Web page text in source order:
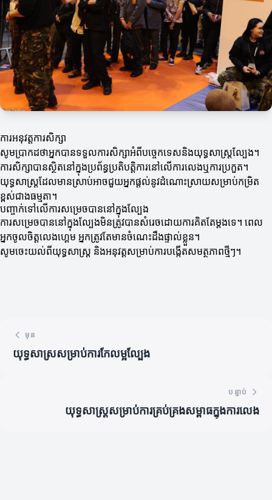
ការអនុវត្តការសិក្សា
សូមប្រាកដថាអ្នកបានទទួលការសិក្សាអំពីបច្ចេកទេសនិងយុទ្ធសាស្ត្រល្បែង។
ការសិក្សាបានស្ថិតនៅក្នុងប្រព័ន្ធប្រតិបត្តិការនៅលើការលេងឬការប្រកួត។
យុទ្ធសាស្ត្រដែលមានស្រាប់អាចជួយអ្នកផ្តល់នូវដំណោះស្រាយសម្រាប់កម្រិត
ខ្ពស់ជាងធម្មតា។
បញ្ចាក់ទៅលើការសម្រេចបាននៅក្នុងល្បែង
ការសម្រេចបាននៅក្នុងល្បែងមិនត្រូវបានសំរេចដោយការគិតតែម្តងទេ។ ពេល
អ្នកចូលចិត្តលេងហ្គេម អ្នកត្រូវតែមានចំណេះដឹងផ្ទាល់ខ្លួន។
សូមចេះយល់ពីយុទ្ធសាស្ត្រ និងអនុវត្តសម្រាប់ការបង្កើតសមត្ថភាពថ្មីៗ។
មុន
យុទ្ធសាស្រសម្រាប់ការកែលម្អល្បែង
បន្ទាប់
យុទ្ធសាស្ត្រសម្រាប់ការគ្រប់គ្រងសម្ពាធក្នុងការលេង